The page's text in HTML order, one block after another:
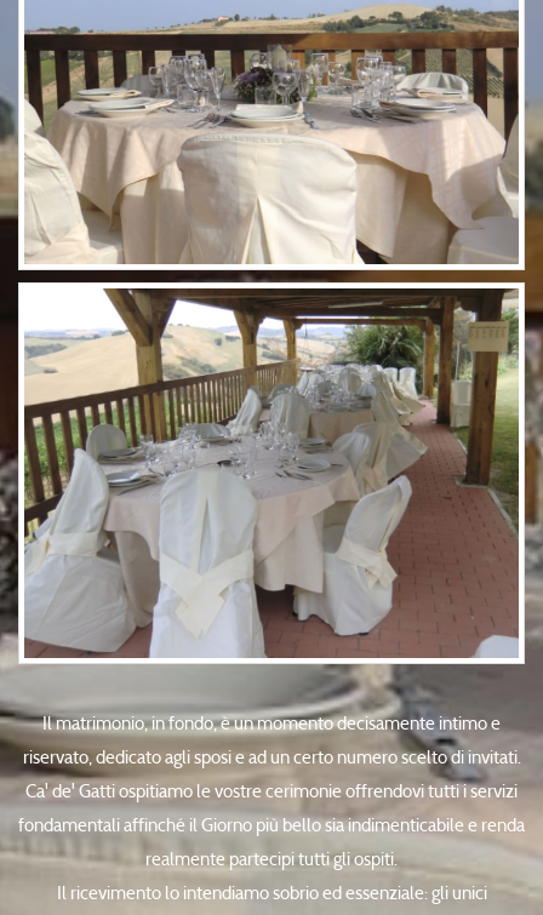
Il matrimonio, in fondo, è un momento decisamente intimo e
riservato, dedicato agli sposi e ad un certo numero scelto di invitati.
Ca' de' Gatti ospitiamo le vostre cerimonie offrendovi tutti i servizi
fondamentali affinché il Giorno più bello sia indimenticabile e renda
realmente partecipi tutti gli ospiti.
Il ricevimento lo intendiamo sobrio ed essenziale: gli unici